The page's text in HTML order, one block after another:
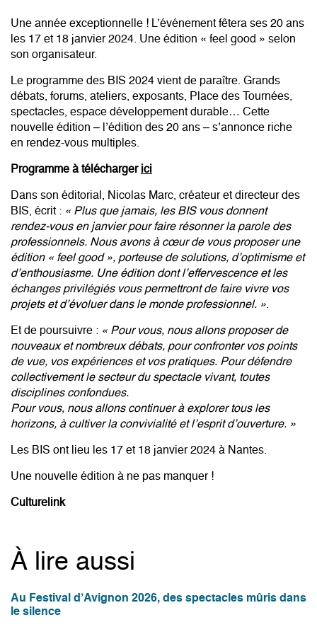
Une année exceptionnelle ! L’événement fêtera ses 20 ans
les 17 et 18 janvier 2024. Une édition « feel good » selon
son organisateur.
Le programme des BIS 2024 vient de paraître. Grands
débats, forums, ateliers, exposants, Place des Tournées,
spectacles, espace développement durable… Cette
nouvelle édition – l’édition des 20 ans – s’annonce riche
en rendez-vous multiples.
Programme à télécharger ici
Dans son éditorial, Nicolas Marc, créateur et directeur des
BIS, écrit : « Plus que jamais, les BIS vous donnent
rendez-vous en janvier pour faire résonner la parole des
professionnels. Nous avons à cœur de vous proposer une
édition « feel good », porteuse de solutions, d’optimisme et
d’enthousiasme. Une édition dont l’effervescence et les
échanges privilégiés vous permettront de faire vivre vos
projets et d’évoluer dans le monde professionnel. ».
Et de poursuivre : « Pour vous, nous allons proposer de
nouveaux et nombreux débats, pour confronter vos points
de vue, vos expériences et vos pratiques. Pour défendre
collectivement le secteur du spectacle vivant, toutes
disciplines confondues.
Pour vous, nous allons continuer à explorer tous les
horizons, à cultiver la convivialité et l’esprit d’ouverture. »
Les BIS ont lieu les 17 et 18 janvier 2024 à Nantes.
Une nouvelle édition à ne pas manquer !
Culturelink
À lire aussi
Au Festival d’Avignon 2026, des spectacles mûris dans
le silence